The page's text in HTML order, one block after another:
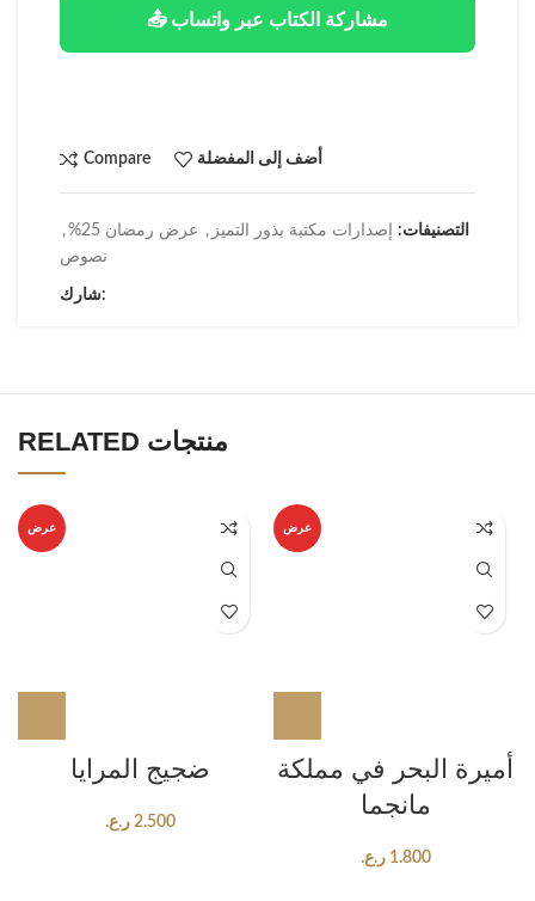
📤 مشاركة الكتاب عبر واتساب
Compare أضف إلى المفضلة
التصنيفات: إصدارات مكتبة بذور التميز , عرض رمضان 25%
,
نصوص
شارك:
RELATED منتجات
عرض
ضجيج المرايا
2.500 ر.ع.
عرض
أميرة البحر في مملكة
مانجما
1.800 ر.ع.